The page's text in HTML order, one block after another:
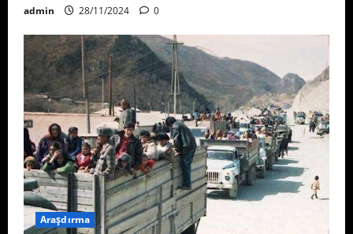
admin 28/11/2024 0
Araşdırma